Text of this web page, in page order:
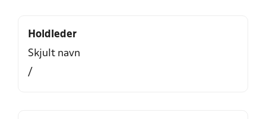
Holdleder
Skjult navn
/